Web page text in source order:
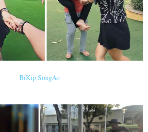
BiKip SongAo